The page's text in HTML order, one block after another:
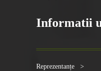
Informatii
Reprezentanțe >